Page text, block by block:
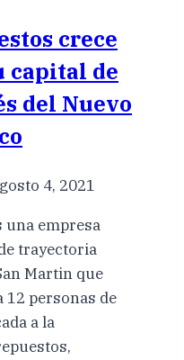
crece
capital de
del Nuevo
4, 2021
una empresa
trayectoria
Martin que
12 personas de
a la